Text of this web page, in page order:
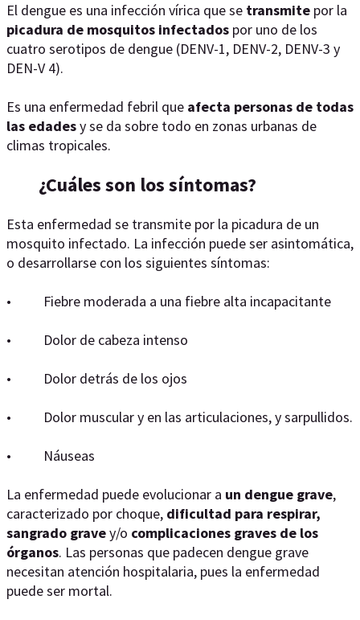
El dengue es una infección vírica que se transmite por la
picadura de mosquitos infectados por uno de los
cuatro serotipos de dengue (DENV-1, DENV-2, DENV-3 y
DEN-V 4).
Es una enfermedad febril que afecta personas de todas
las edadesy se da sobre todo en zonas urbanas de
climas tropicales.
¿Cuáles son los síntomas?
Esta enfermedad se transmite por la picadura de un
mosquito infectado. La infección puede ser asintomática,
o desarrollarse con los siguientes síntomas:
• Fiebre moderada a una fiebre alta incapacitante
• Dolor de cabeza intenso
• Dolor detrás de los ojos
• Dolor muscular y en las articulaciones, y sarpullidos.
• Náuseas
La enfermedad puede evolucionar a un dengue grave,
caracterizado por choque, dificultad para respirar,
sangrado gravey/o complicaciones graves de los
órganos. Las personas que padecen dengue grave
necesitan atención hospitalaria, pues la enfermedad
puede ser mortal.